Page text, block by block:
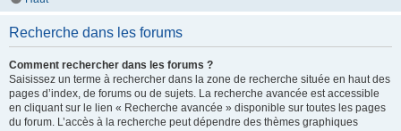
Recherche dans les forums
Comment rechercher dans les forums ?
Saisissez un terme à rechercher dans la zone de recherche située en haut des
pages d’index, de forums ou de sujets. La recherche avancée est accessible
en cliquant sur le lien « Recherche avancée » disponible sur toutes les pages
du forum. L’accès à la recherche peut dépendre des thèmes graphiques